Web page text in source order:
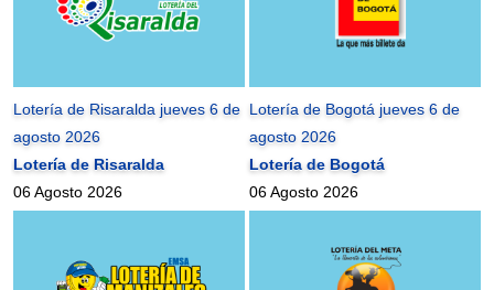
Lotería de Risaralda jueves 6 de
agosto 2026
Lotería de Risaralda
06 Agosto 2026
Lotería de Bogotá jueves 6 de
agosto 2026
Lotería de Bogotá
06 Agosto 2026